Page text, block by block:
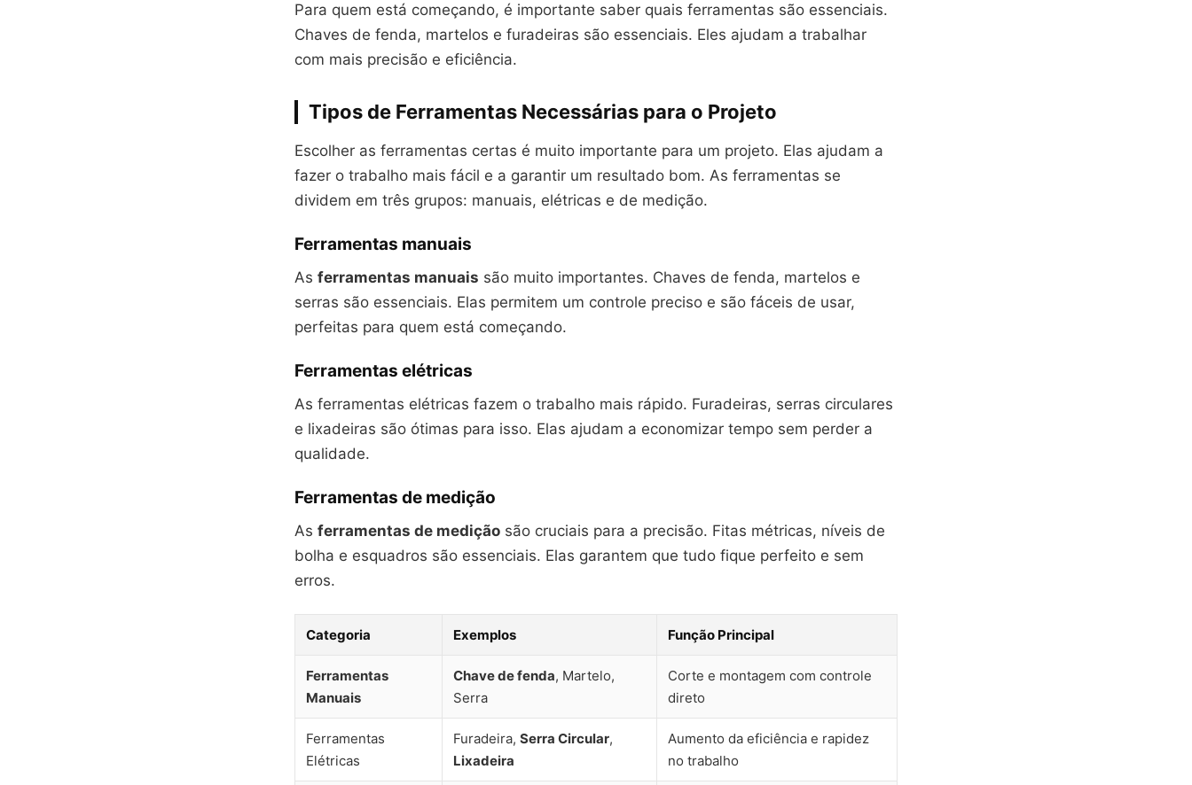
Para quem está começando, é importante saber quais ferramentas são essenciais.
Chaves de fenda, martelos e furadeiras são essenciais. Eles ajudam a trabalhar
com mais precisão e eficiência.
Tipos de Ferramentas Necessárias para o Projeto
Escolher as ferramentas certas é muito importante para um projeto. Elas ajudam a
fazer o trabalho mais fácil e a garantir um resultado bom. As ferramentas se
dividem em três grupos: manuais, elétricas e de medição.
Ferramentas manuais
As ferramentas manuais são muito importantes. Chaves de fenda, martelos e
serras são essenciais. Elas permitem um controle preciso e são fáceis de usar,
perfeitas para quem está começando.
Ferramentas elétricas
As ferramentas elétricas fazem o trabalho mais rápido. Furadeiras, serras circulares
e lixadeiras são ótimas para isso. Elas ajudam a economizar tempo sem perder a
qualidade.
Ferramentas de medição
As ferramentas de medição são cruciais para a precisão. Fitas métricas, níveis de
bolha e esquadros são essenciais. Elas garantem que tudo fique perfeito e sem
erros.
Categoria Exemplos Função Principal
Ferramentas
Manuais
Chave de fenda, Martelo,
Serra
Corte e montagem com controle
direto
Ferramentas
Elétricas
Furadeira, Serra Circular,
Lixadeira
Aumento da eficiência e rapidez
no trabalho